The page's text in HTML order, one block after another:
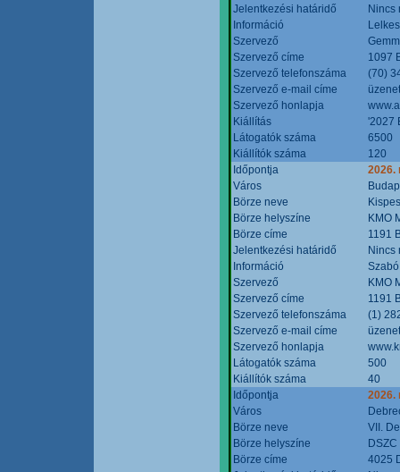
Jelentkezési határidő
Nincs
Információ
Szervező
Szervező címe
1097
Szervező telefonszáma
(70)
Szervező e-mail címe
Szervező honlapja
Kiállítás
'2027
Látogatók száma
6500
Kiállítók száma
120
Időpontja
2026.
Város
Börze neve
Börze helyszíne
KMO
Börze címe
1191
Jelentkezési határidő
Nincs
Információ
Szervező
KMO
Szervező címe
1191
Szervező telefonszáma
(1)
Szervező e-mail címe
Szervező honlapja
Látogatók száma
500
Kiállítók száma
40
Időpontja
2026.
Város
Börze neve
VII.
Börze helyszíne
Börze címe
4025